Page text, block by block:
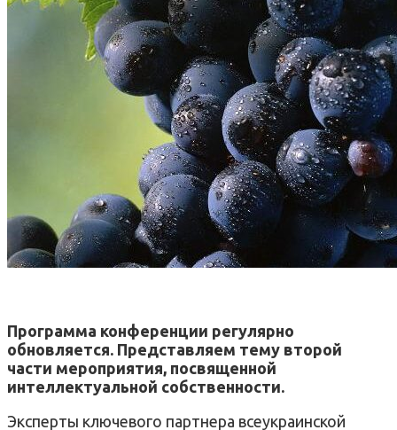
Программа конференции регулярно
обновляется. Представляем тему второй
части мероприятия, посвященной
интеллектуальной собственности.
Эксперты ключевого партнера всеукраинской